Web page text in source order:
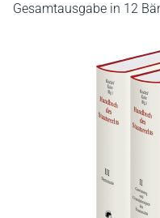
Gesamtausgabe in 12